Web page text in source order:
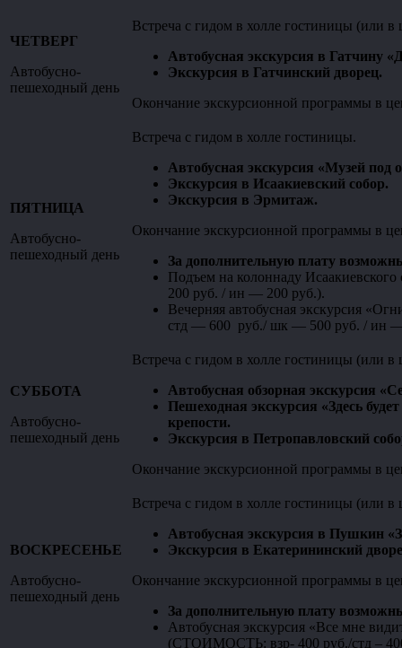
ЧЕТВЕРГ
Автобусно-
пешеходный день
Встреча с гидом в холле гостиницы (или в
Автобусная экскурсия в Гатчину
Экскурсия в Гатчинский дворец.
Окончание экскурсионной программы в
ПЯТНИЦА
Автобусно-
пешеходный день
Встреча с гидом в холле гостиницы.
Автобусная экскурсия «Музей
Экскурсия в Исаакиевский собор.
Экскурсия в Эрмитаж.
Окончание экскурсионной программы в
За дополнительную плату
Подъем на колоннаду
200 руб. / ин — 200 руб.).
Вечерняя автобусная экскурсия
стд — 600 руб./ шк — 500 руб. / ин
СУББОТА
Автобусно-
пешеходный день
Встреча с гидом в холле гостиницы (или в
Автобусная обзорная экскурсия
Пешеходная экскурсия «Здесь
крепости.
Экскурсия в Петропавловский
Окончание экскурсионной программы в
ВОСКРЕСЕНЬЕ
Автобусно-
пешеходный день
Встреча с гидом в холле гостиницы (или в
Автобусная экскурсия в Пушкин
Экскурсия в Екатерининский
Окончание экскурсионной программы в
За дополнительную плату
Автобусная экскурсия «Все мне
(СТОИМОСТЬ: взр- 400 руб./стд –